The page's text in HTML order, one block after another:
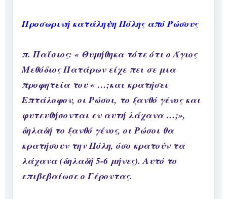
Προσωρινή κατάληψη Πόλης από Ρώσους
π. Παΐσιος: « Θυμήθηκα τότε ότι ο Άγιος
Μεθόδιος Πατάρων είχε πει σε μια
προφητεία του « …;και κρατήσει
Επτάλοφον, οι Ρώσοι, το ξανθό γένος και
φυτευθήσονται εν αυτή λάχανα …;»,
δηλαδή το ξανθό γένος, οι Ρώσοι θα
κρατήσουν την Πόλη, όσο κρατούν τα
λάχανα (δηλαδή 5-6 μήνες). Αυτό το
επιβεβαίωσε ο Γέροντας.